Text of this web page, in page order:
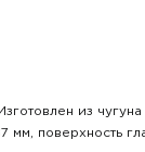
из
мм, поверхность